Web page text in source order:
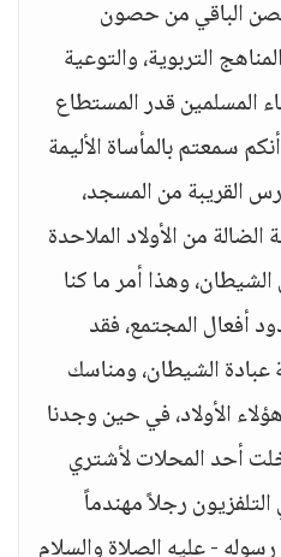
الباقي من حصون
التربوية، والتوعية
المسلمين قدر المستطاع
سمعتم بالمأساة الأليمة
القريبة من المسجد،
من الأولاد الملاحدة
وهذا أمر ما كنا
أفعال المجتمع، فقد
الشيطان، ومناسك
الأولاد، في حين وجدنا
أحد المحلات لأشتري
رجلاً مهندماً